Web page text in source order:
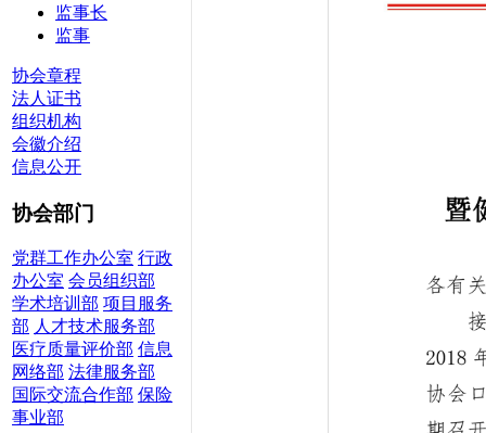
监事长
监事
协会章程
法人证书
组织机构
会徽介绍
信息公开
协会部门
党群工作办公室 行政
办公室 会员组织部
学术培训部 项目服务
部 人才技术服务部
医疗质量评价部 信息
网络部 法律服务部
国际交流合作部 保险
事业部